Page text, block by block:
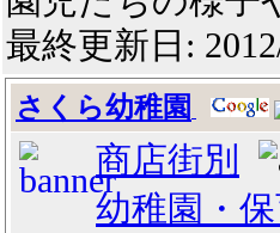
最終更新日:
さくら幼稚園
商店街別
幼稚園・